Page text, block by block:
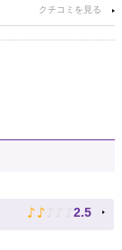
♪ ♪ ♪ ♪ ♪ 2.5